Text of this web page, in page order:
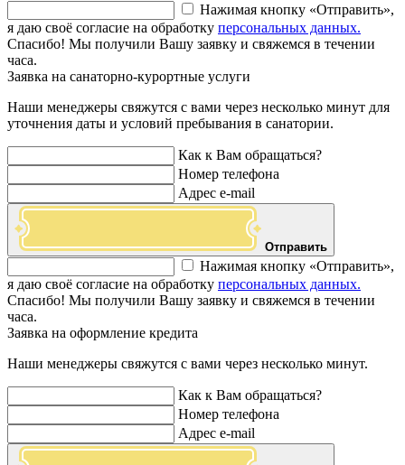
Нажимая кнопку «Отправить»,
я даю своё согласие на обработку персональных данных.
Спасибо! Мы получили Вашу заявку и свяжемся в течении
часа.
Заявка на санаторно-курортные услуги
Наши менеджеры свяжутся с вами через несколько минут для
уточнения даты и условий пребывания в санатории.
Как к Вам обращаться?
Номер телефона
Адрес e-mail
Отправить
Нажимая кнопку «Отправить»,
я даю своё согласие на обработку персональных данных.
Спасибо! Мы получили Вашу заявку и свяжемся в течении
часа.
Заявка на оформление кредита
Наши менеджеры свяжутся с вами через несколько минут.
Как к Вам обращаться?
Номер телефона
Адрес e-mail